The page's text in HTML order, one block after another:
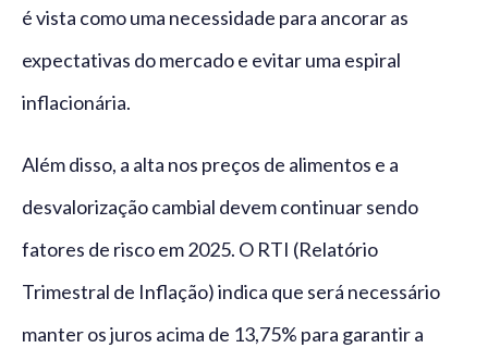
é vista como uma necessidade para ancorar as
expectativas do mercado e evitar uma espiral
inflacionária.
Além disso, a alta nos preços de alimentos e a
desvalorização cambial devem continuar sendo
fatores de risco em 2025. O RTI (Relatório
Trimestral de Inflação) indica que será necessário
manter os juros acima de 13,75% para garantir a